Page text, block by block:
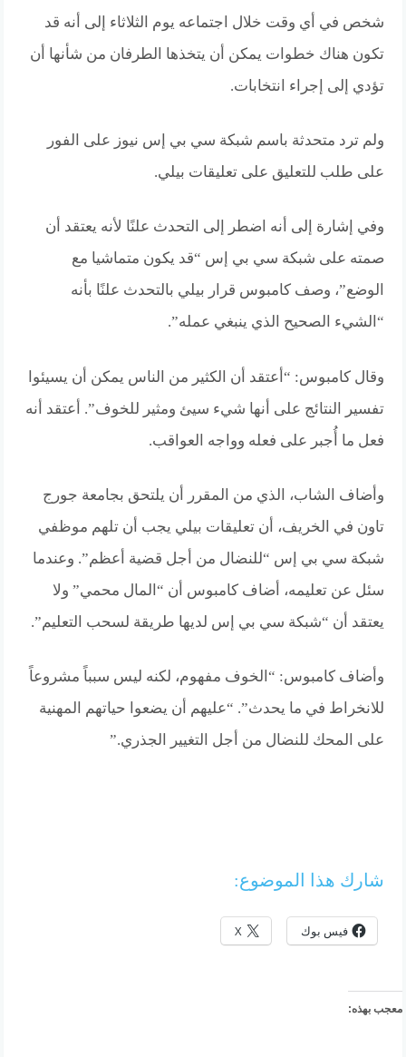
شخص في أي وقت خلال اجتماعه يوم الثلاثاء إلى أنه قد
تكون هناك خطوات يمكن أن يتخذها الطرفان من شأنها أن
تؤدي إلى إجراء انتخابات.
ولم ترد متحدثة باسم شبكة سي بي إس نيوز على الفور
على طلب للتعليق على تعليقات بيلي.
وفي إشارة إلى أنه اضطر إلى التحدث علنًا لأنه يعتقد أن
صمته على شبكة سي بي إس “قد يكون متماشيا مع
الوضع”، وصف كامبوس قرار بيلي بالتحدث علنًا بأنه
“الشيء الصحيح الذي ينبغي عمله”.
وقال كامبوس: “أعتقد أن الكثير من الناس يمكن أن يسيئوا
تفسير النتائج على أنها شيء سيئ ومثير للخوف”. أعتقد أنه
فعل ما أُجبر على فعله وواجه العواقب.
وأضاف الشاب، الذي من المقرر أن يلتحق بجامعة جورج
تاون في الخريف، أن تعليقات بيلي يجب أن تلهم موظفي
شبكة سي بي إس “للنضال من أجل قضية أعظم”. وعندما
سئل عن تعليمه، أضاف كامبوس أن “المال محمي” ولا
يعتقد أن “شبكة سي بي إس لديها طريقة لسحب التعليم”.
وأضاف كامبوس: “الخوف مفهوم، لكنه ليس سبباً مشروعاً
للانخراط في ما يحدث”. “عليهم أن يضعوا حياتهم المهنية
على المحك للنضال من أجل التغيير الجذري.”
شارك هذا الموضوع:
فيس بوك X
معجب بهذه: